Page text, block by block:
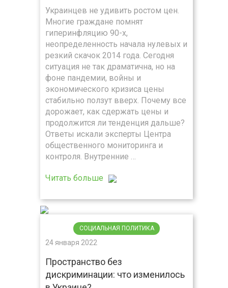
Украинцев не удивить ростом цен.
Многие граждане помнят
гиперинфляцию 90-х,
неопределенность начала нулевых и
резкий скачок 2014 года. Сегодня
ситуация не так драматична, но на
фоне пандемии, войны и
экономического кризиса цены
стабильно ползут вверх. Почему все
дорожает, как сдержать цены и
продолжится ли тенденция дальше?
Ответы искали эксперты Центра
общественного мониторинга и
контроля. Внутренние …
Читать больше
СОЦИАЛЬНАЯ ПОЛИТИКА
24 января 2022
Пространство без
дискриминации: что изменилось